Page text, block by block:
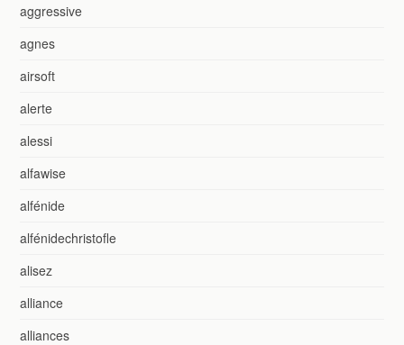
aggressive
agnes
airsoft
alerte
alessi
alfawise
alfénide
alfénidechristofle
alisez
alliance
alliances